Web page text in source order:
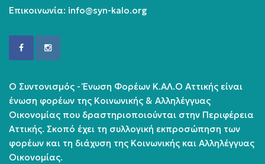
Επικοινωνία: info@syn-kalo.org
Ο Συντονισμός - Ένωση Φορέων Κ.ΑΛ.Ο Αττικής είναι
ένωση φορέων της Κοινωνικής & Αλληλέγγυας
Οικονομίας που δραστηριοποιούνται στην Περιφέρεια
Αττικής. Σκοπό έχει τη συλλογική εκπροσώπηση των
φορέων και τη διάχυση της Κοινωνικής και Αλληλέγγυας
Οικονομίας.